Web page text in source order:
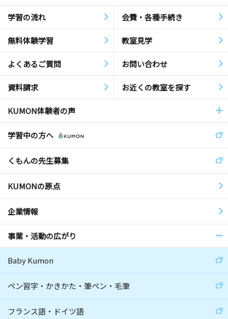
学習の流れ 会費・各種手続き
無料体験学習 教室見学
よくあるご質問 お問い合わせ
資料請求 お近くの教室を探す
KUMON体験者の声
学習中の方へ
くもんの先生募集
KUMONの原点
企業情報
事業・活動の広がり
Baby Kumon
ペン習字・かきかた・筆ペン・毛筆
フランス語・ドイツ語